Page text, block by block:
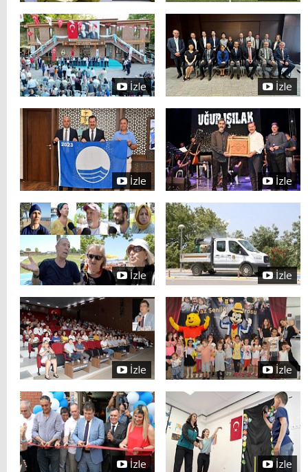
İzle İzle
İzle İzle
İzle İzle
İzle İzle
İzle İzle